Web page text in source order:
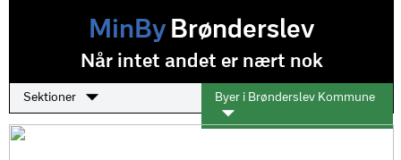
MinByBrønderslev
Når intet andet er nært nok
Sektioner Byer i Brønderslev Kommune